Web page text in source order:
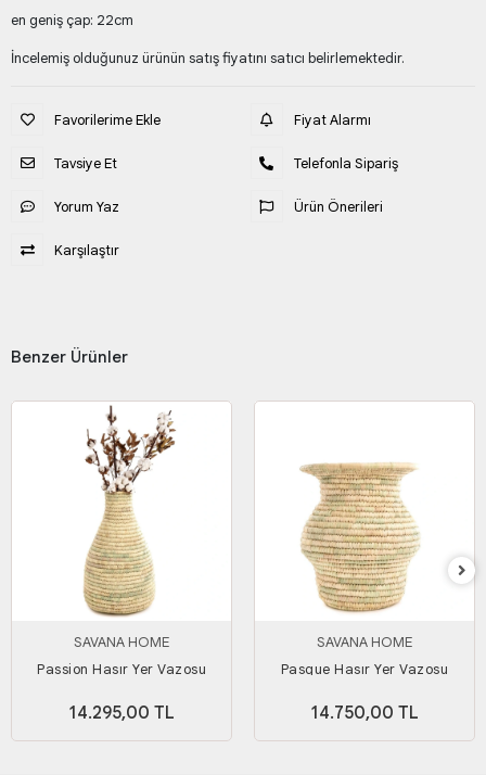
en geniş çap: 22cm
İncelemiş olduğunuz ürünün satış fiyatını satıcı belirlemektedir.
Favorilerime Ekle
Tavsiye Et
Yorum Yaz
Karşılaştır
Fiyat Alarmı
Telefonla Sipariş
Ürün Önerileri
Benzer Ürünler
SAVANA HOME
Passion Hasır Yer Vazosu
14.295,00 TL
SAVANA HOME
Pasque Hasır Yer Vazosu
14.750,00 TL